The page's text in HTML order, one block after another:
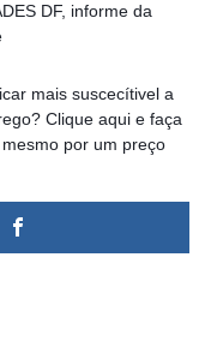
DF, informe da
mais suscecítivel a
Clique aqui e faça
por um preço